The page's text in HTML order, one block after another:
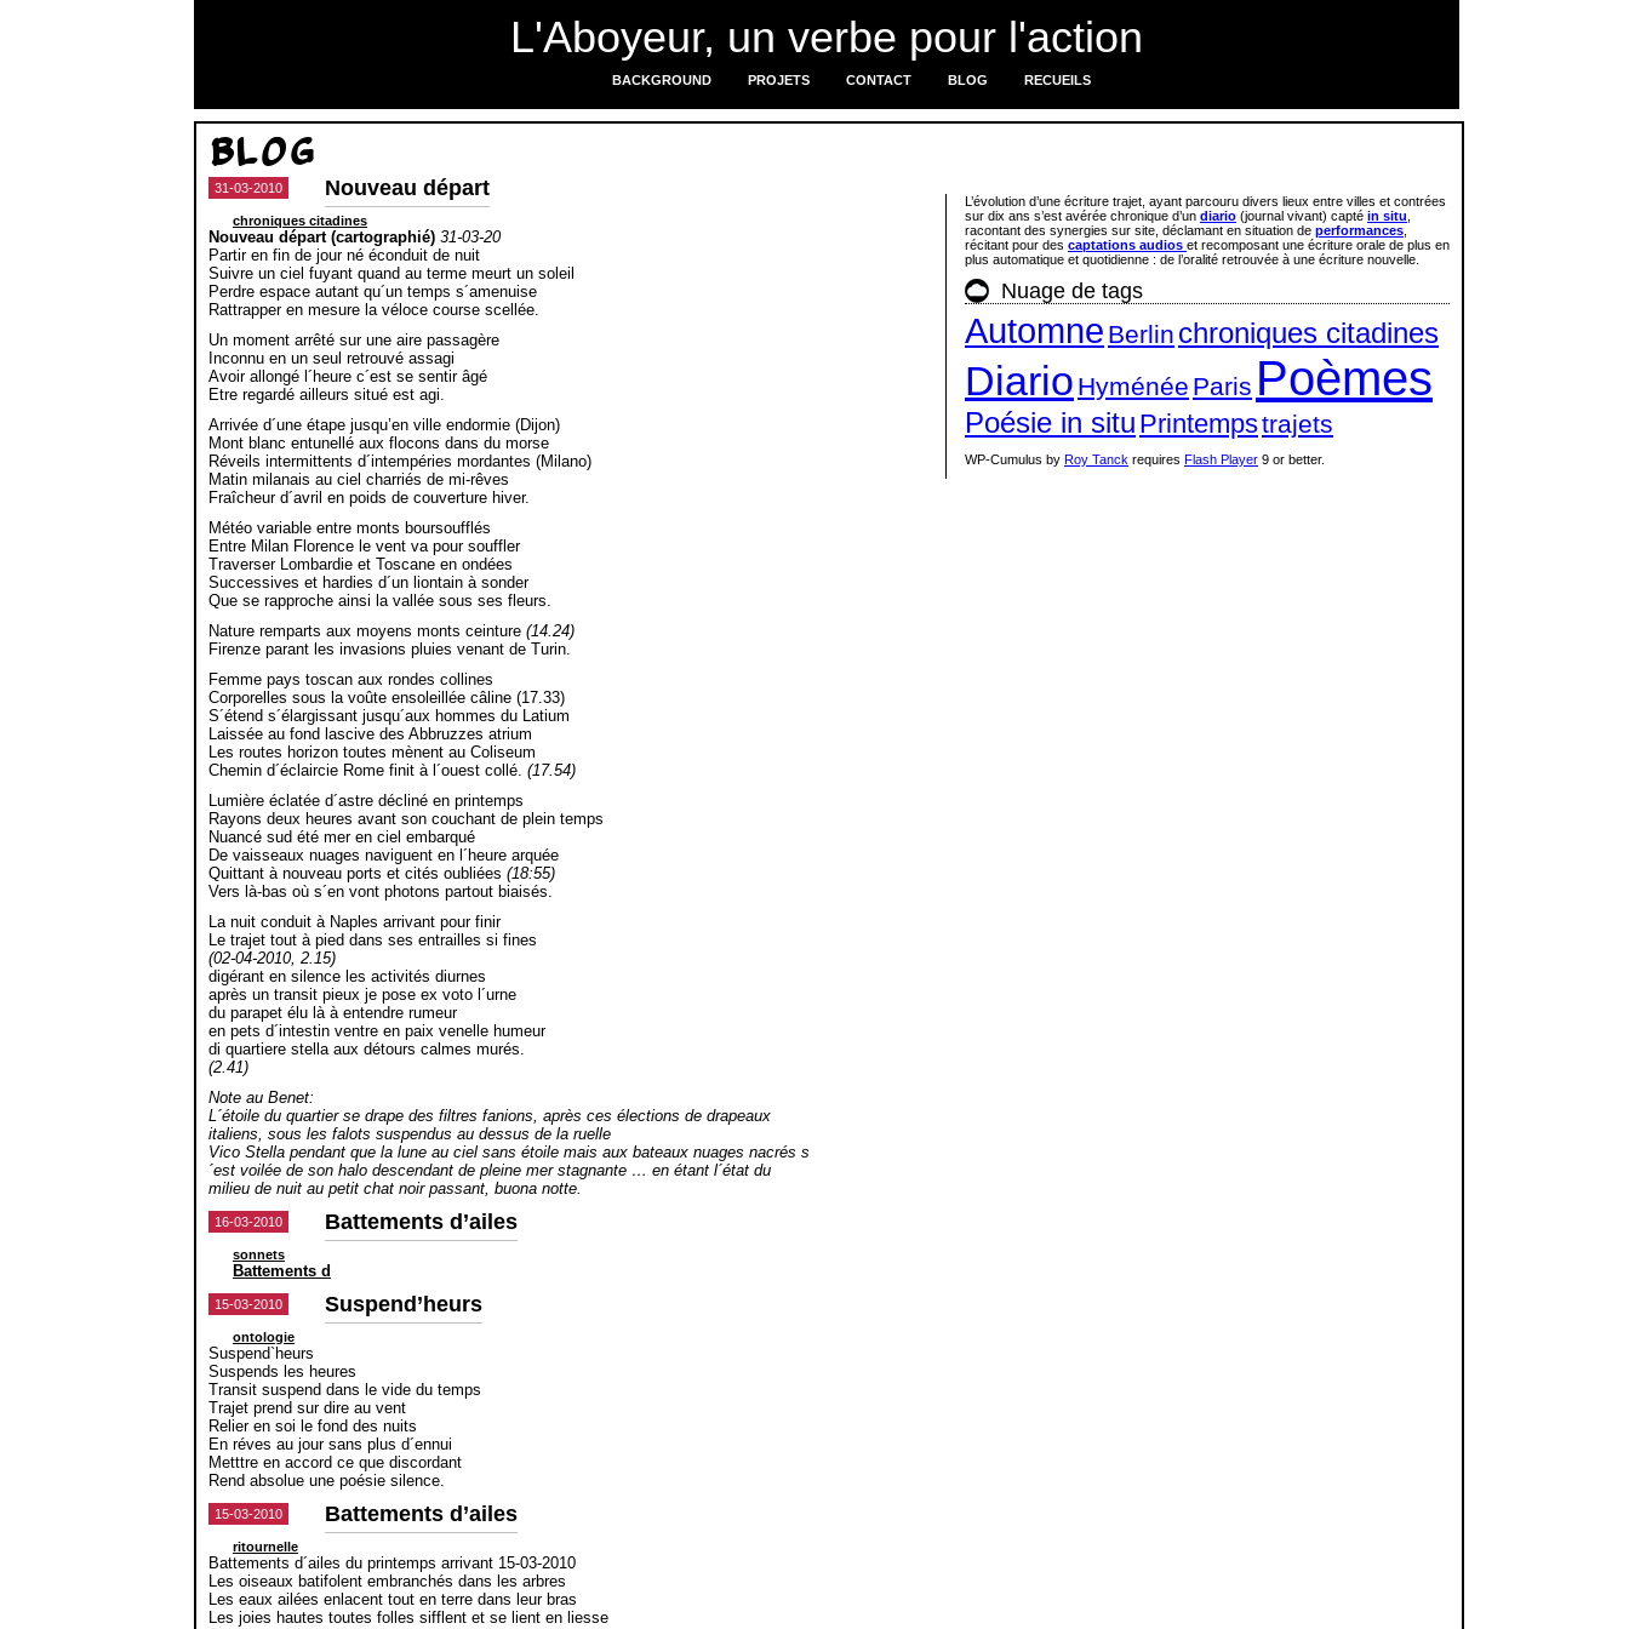
L'Aboyeur, un verbe pour l'action
BACKGROUND PROJETS CONTACT BLOG RECUEILS
Blog
31-03-2010 Nouveau départ
chroniques citadines
Nouveau départ (cartographié) 31-03-20
Partir en fin de jour né éconduit de nuit
Suivre un ciel fuyant quand au terme meurt un soleil
Perdre espace autant qu´un temps s´amenuise
Rattrapper en mesure la véloce course scellée.
Un moment arrêté sur une aire passagère
Inconnu en un seul retrouvé assagi
Avoir allongé l´heure c´est se sentir âgé
Etre regardé ailleurs situé est agi.
Arrivée d´une étape jusqu’en ville endormie (Dijon)
Mont blanc entunellé aux flocons dans du morse
Réveils intermittents d´intempéries mordantes (Milano)
Matin milanais au ciel charriés de mi-rêves
Fraîcheur d´avril en poids de couverture hiver.
Météo variable entre monts boursoufflés
Entre Milan Florence le vent va pour souffler
Traverser Lombardie et Toscane en ondées
Successives et hardies d´un liontain à sonder
Que se rapproche ainsi la vallée sous ses fleurs.
Nature remparts aux moyens monts ceinture (14.24)
Firenze parant les invasions pluies venant de Turin.
Femme pays toscan aux rondes collines
Corporelles sous la voûte ensoleillée câline (17.33)
S´étend s´élargissant jusqu´aux hommes du Latium
Laissée au fond lascive des Abbruzzes atrium
Les routes horizon toutes mènent au Coliseum
Chemin d´éclaircie Rome finit à l´ouest collé. (17.54)
Lumière éclatée d´astre décliné en printemps
Rayons deux heures avant son couchant de plein temps
Nuancé sud été mer en ciel embarqué
De vaisseaux nuages naviguent en l´heure arquée
Quittant à nouveau ports et cités oubliées (18:55)
Vers là-bas où s´en vont photons partout biaisés.
La nuit conduit à Naples arrivant pour finir
Le trajet tout à pied dans ses entrailles si fines
(02-04-2010, 2.15)
digérant en silence les activités diurnes
après un transit pieux je pose ex voto l´urne
du parapet élu là à entendre rumeur
en pets d´intestin ventre en paix venelle humeur
di quartiere stella aux détours calmes murés.
(2.41)
Note au Benet:
L´étoile du quartier se drape des filtres fanions, après ces élections de drapeaux
italiens, sous les falots suspendus au dessus de la ruelle
Vico Stella pendant que la lune au ciel sans étoile mais aux bateaux nuages nacrés s
´est voilée de son halo descendant de pleine mer stagnante … en étant l´état du
milieu de nuit au petit chat noir passant, buona notte.
16-03-2010 Battements d’ailes
sonnets
Battements d
15-03-2010 Suspend’heurs
ontologie
Suspend`heurs
Suspends les heures
Transit suspend dans le vide du temps
Trajet prend sur dire au vent
Relier en soi le fond des nuits
En réves au jour sans plus d´ennui
Metttre en accord ce que discordant
Rend absolue une poésie silence.
15-03-2010 Battements d’ailes
ritournelle
Battements d´ailes du printemps arrivant 15-03-2010
Les oiseaux batifolent embranchés dans les arbres
Les eaux ailées enlacent tout en terre dans leur bras
Les joies hautes toutes folles sifflent et se lient en liesse
L’évolution d’une écriture trajet, ayant parcouru divers lieux entre villes et contrées
sur dix ans s’est avérée chronique d’un diario (journal vivant) capté in situ
racontant des synergies sur site, déclamant en situation de performances
récitant pour des captations audios et recomposant une écriture orale de plus en
plus automatique et quotidienne : de l’oralité retrouvée à une écriture nouvelle.
Nuage de tags
Automne Berlin chroniques citadines
Diario Hyménée Paris Poèmes
Poésie in situ Printempstrajets
WP-Cumulus by Roy Tanck requires Flash Player 9 or better.